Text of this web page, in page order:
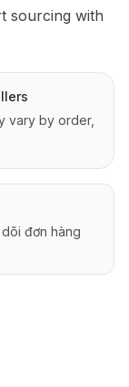
sourcing with
vary by order,
đơn hàng